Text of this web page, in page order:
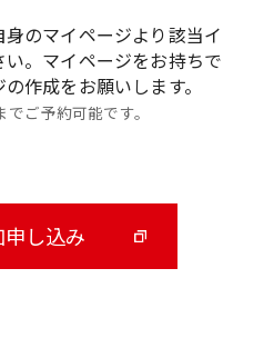
のマイページより該当イ
。マイページをお持ちで
作成をお願いします。
ご予約可能です。
し込み